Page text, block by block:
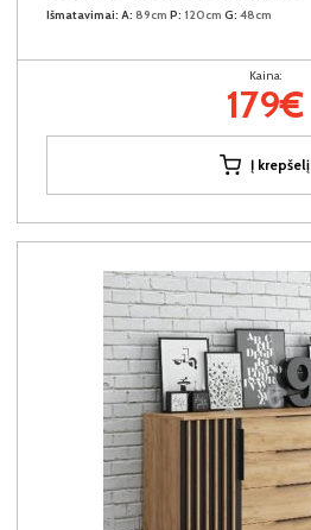
Išmatavimai: A: 89cm P: 120cm G: 48cm
Kaina:
179€
Į krepšelį